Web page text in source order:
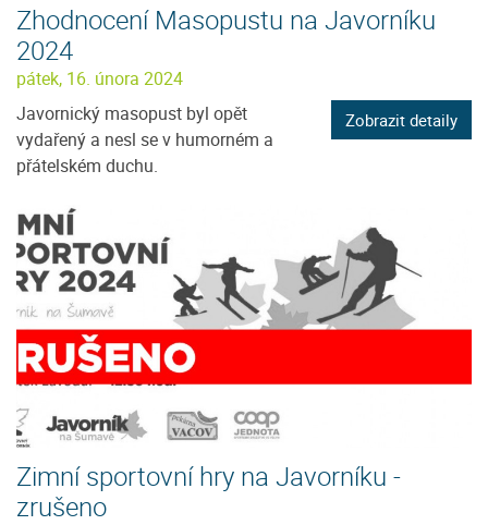
Zhodnocení Masopustu na Javorníku
2024
pátek, 16. února 2024
Javornický masopust byl opět
vydařený a nesl se v humorném a
přátelském duchu.
Zobrazit detaily
Zimní sportovní hry na Javorníku -
zrušeno